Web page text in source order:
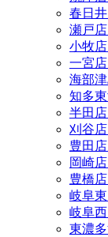
春日
瀬戸
小牧
一宮
海部
知多
半田
刈谷
豊田
岡崎
豊橋
岐阜
岐阜
東濃